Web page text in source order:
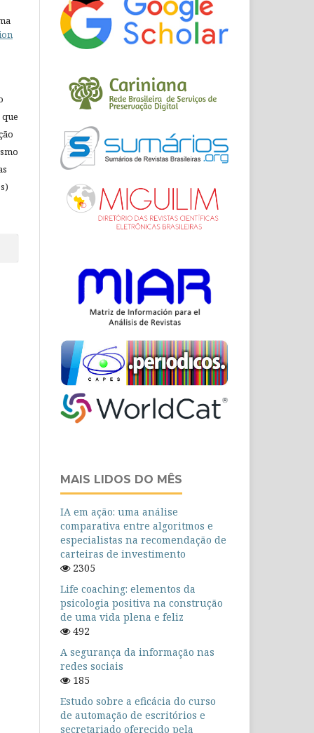
MAIS LIDOS DO MÊS
IA em ação: uma análise
comparativa entre algoritmos e
especialistas na recomendação de
carteiras de investimento
2305
Life coaching: elementos da
psicologia positiva na construção
de uma vida plena e feliz
492
A segurança da informação nas
redes sociais
185
Estudo sobre a eficácia do curso
de automação de escritórios e
secretariado oferecido pela